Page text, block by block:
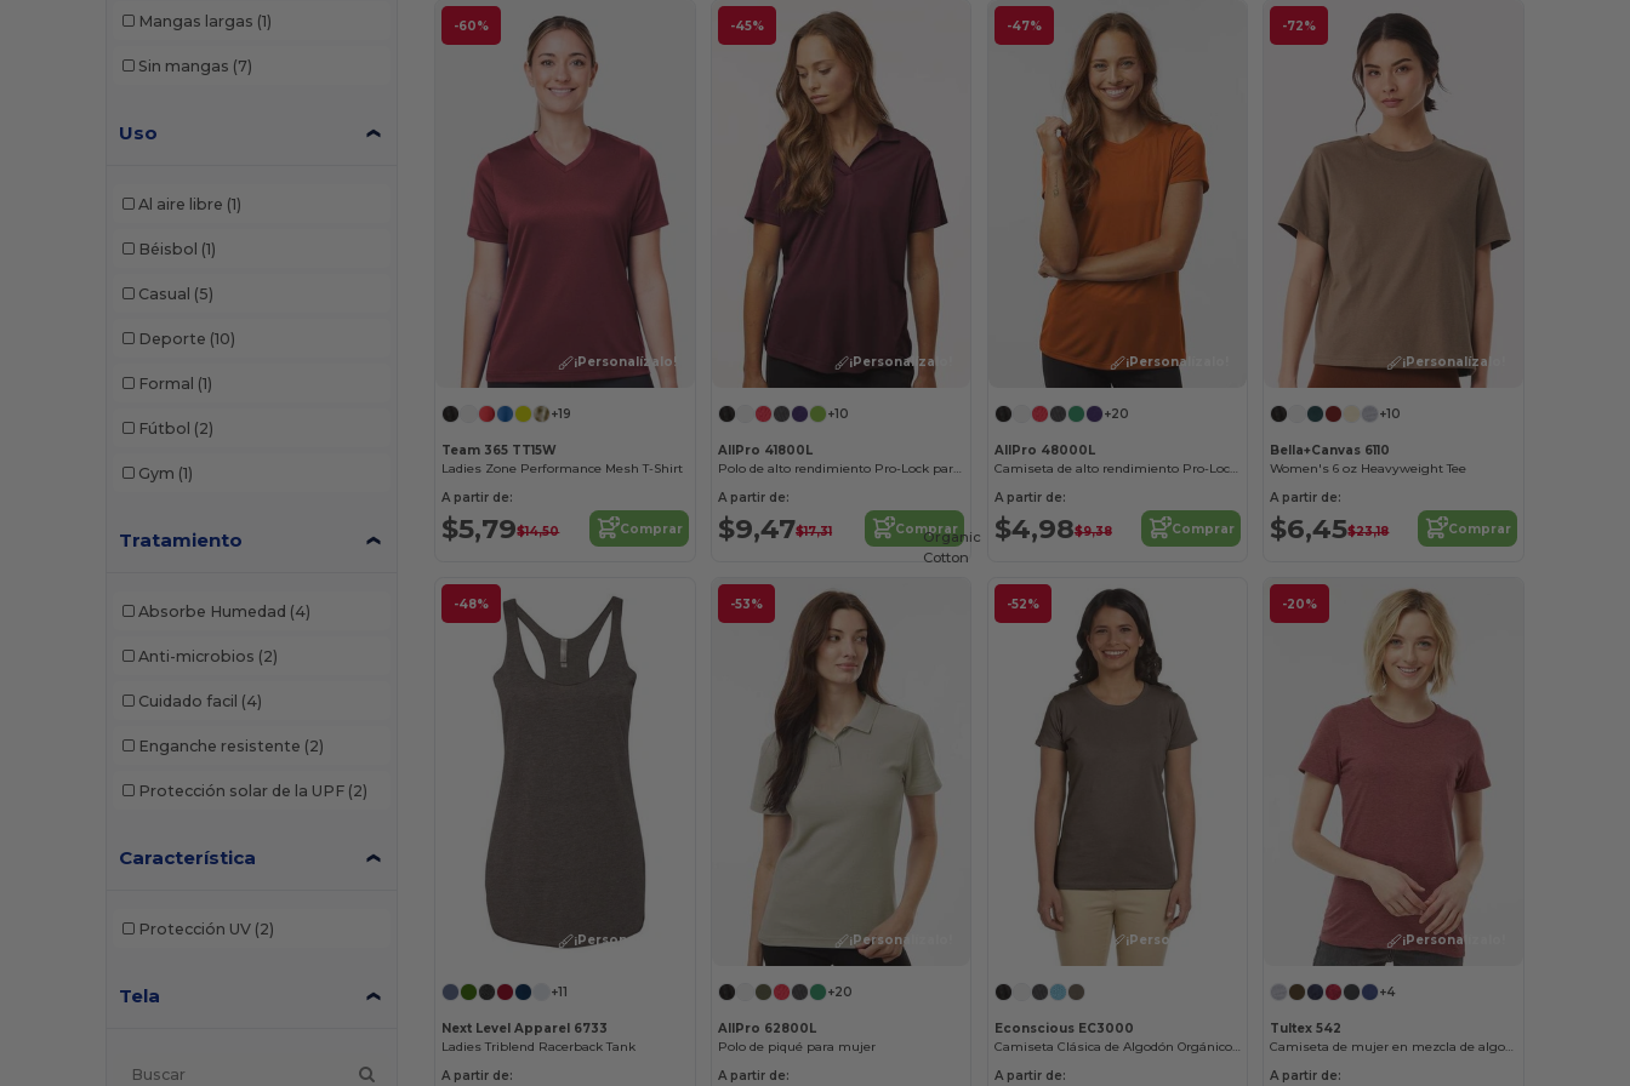
Mangas largas (1)
Sin mangas (7)
Uso
Al aire libre (1)
Béisbol (1)
Casual (5)
Deporte (10)
Formal (1)
Fútbol (2)
Gym (1)
Tratamiento
Absorbe Humedad (4)
Anti-microbios (2)
Cuidado facil (4)
Enganche resistente (2)
Protección solar de la UPF (2)
Característica
Protección UV (2)
Tela
-60%
¡Personalízalo!
+19
Team 365 TT15W
Ladies Zone Performance Mesh T-Shirt
A partir de:
$5,79$14,50 Comprar
-45%
¡Personalízalo!
+10
AllPro 41800L
Polo de alto rendimiento Pro-Lock para mujer
A partir de:
$9,47$17,31 Comprar
-47%
¡Personalízalo!
+20
AllPro 48000L
Camiseta de alto rendimiento Pro-Lock para mujer
A partir de:
$4,98$9,38 Comprar
-72%
¡Personalízalo!
+10
Bella+Canvas 6110
Women's 6 oz Heavyweight Tee
A partir de:
$6,45$23,18 Comprar
-48%
¡Personalízalo!
+11
Next Level Apparel 6733
Ladies Triblend Racerback Tank
A partir de:
-53%
¡Personalízalo!
+20
AllPro 62800L
Polo de piqué para mujer
A partir de:
-52%
Organic
Cotton
¡Personalízalo!
Econscious EC3000
Camiseta Clásica de Algodón Orgánico para Mujer
A partir de:
-20%
¡Personalízalo!
+4
Tultex 542
Camiseta de mujer en mezcla de algodón de primera calidad
A partir de: